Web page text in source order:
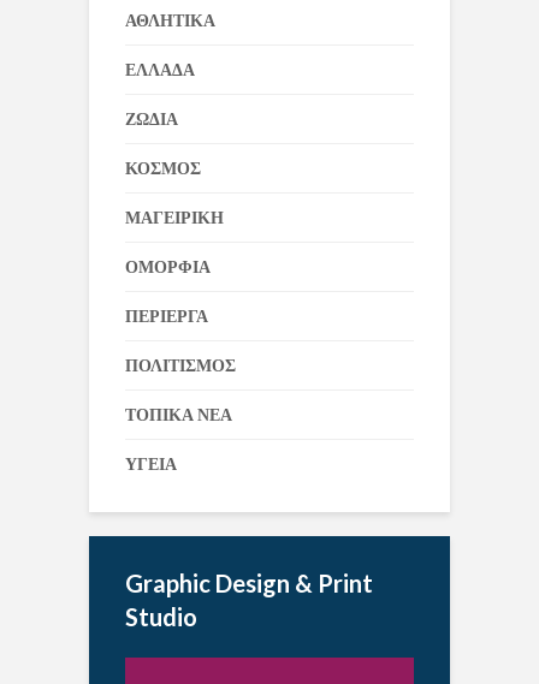
ΑΘΛΗΤΙΚΑ
ΕΛΛΑΔΑ
ΖΩΔΙΑ
ΚΟΣΜΟΣ
ΜΑΓΕΙΡΙΚΗ
ΟΜΟΡΦΙΑ
ΠΕΡΙΕΡΓΑ
ΠΟΛΙΤΙΣΜΟΣ
ΤΟΠΙΚΑ ΝΕΑ
ΥΓΕΙΑ
Graphic Design & Print
Studio